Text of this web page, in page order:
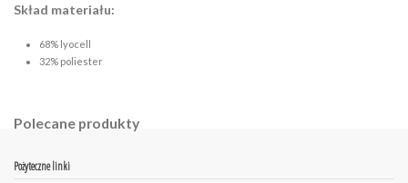
Skład materiału:
68% lyocell
32% poliester
Polecane produkty
Pożyteczne linki